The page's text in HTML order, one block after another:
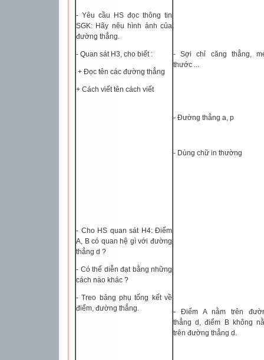
- Yêu cầu HS đọc thông tin
SGK: Hãy nêu hình ảnh của
đường thẳng.
- Quan sát H3, cho biết :
+ Đọc tên các đường thẳng
+ Cách viết tên cách viết
- Cho HS quan sát H4: Điểm
A, B có quan hệ gì với đường
thẳng d ?
- Có thể diễn đạt bằng những
cách nào khác ?
- Treo bảng phụ tổng kết về
điểm, đường thẳng.
- Sợi chỉ căng thẳng,
thước ...
- Đường thẳng a, p
- Dùng chữ in thường
- Điểm A nằm trên
thẳng d, điểm B không
trên đường thẳng d.